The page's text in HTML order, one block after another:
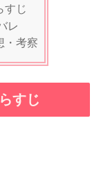
すじ
レ
・考察
すじ